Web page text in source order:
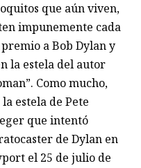
que aún viven,
impunemente cada
a Bob Dylan y
la estela del autor
Como mucho,
estela de Pete
que intentó
de Dylan en
el 25 de julio de